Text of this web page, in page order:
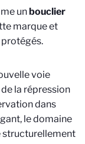
unbouclier
marque et
protégés.
voie
la répression
dans
le domaine
structurellement